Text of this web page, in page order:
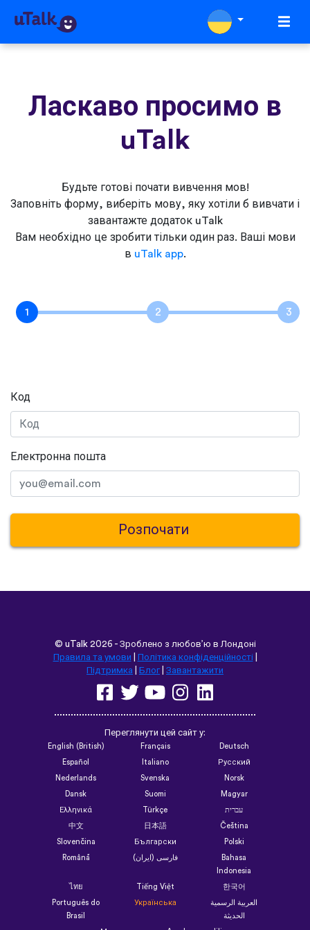
Ласкаво просимо в
uTalk
Будьте готові почати вивчення мов!
Заповніть форму, виберіть мову, яку хотіли б вивчати і
завантажте додаток uTalk
Вам необхідно це зробити тільки один раз. Ваші мови
в uTalk app.
Код
Електронна пошта
Розпочати
© uTalk2026 - Зроблено з любов’ю в Лондоні
Правила та умови
Політика конфіденційності|
Підтримка
Блог| Завантажити
Переглянути цей сайт у:
English (British) Français Deutsch
Español Italiano Русский
Nederlands Svenska Norsk
Dansk Suomi Magyar
Ελληνικά Türkçe עברית
中文 日本語 Čeština
Slovenčina Български Polski
Română فارسی (ایران)
Bahasa
Indonesia
ไทย Tiếng Việt 한국어
Português do
Brasil
Українська
العربية الرسمية
الحديثة